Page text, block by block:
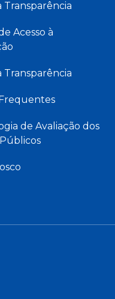
Transparência
Acesso à
Transparência
de Avaliação dos